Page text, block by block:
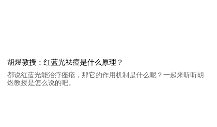
胡煜教授：红蓝光祛痘是什么原理？
都说红蓝光能治疗痤疮，那它的作用机制是什么呢？一起来听听胡
煜教授是怎么说的吧。